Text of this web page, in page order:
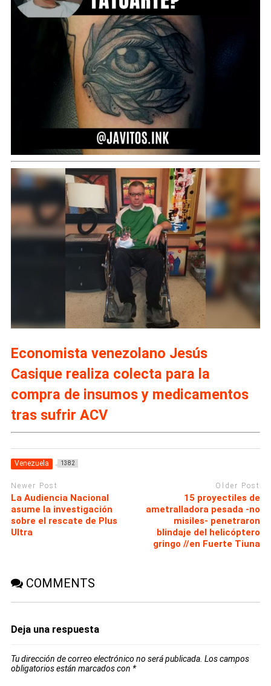
Economista venezolano Jesús
Casique realiza colecta para la
compra de insumos y medicamentos
tras sufrir ACV
Venezuela 1382
Newer Post
La Audiencia Nacional
asume la investigación
sobre el rescate de Plus
Ultra
Older Post
15 proyectiles de
ametralladora pesada -no
misiles- penetraron
blindaje del helicóptero
gringo //en Fuerte Tiuna
COMMENTS
Deja una respuesta
Tu dirección de correo electrónico no será publicada. Los campos
obligatorios están marcados con *